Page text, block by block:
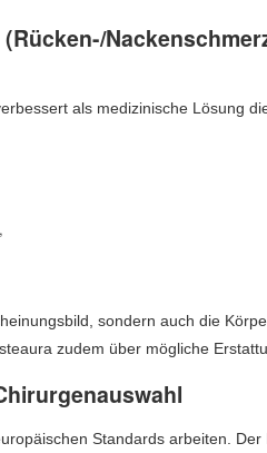
als medizinische Lösung
sondern auch die
zudem über mögliche
Standards arbeiten.